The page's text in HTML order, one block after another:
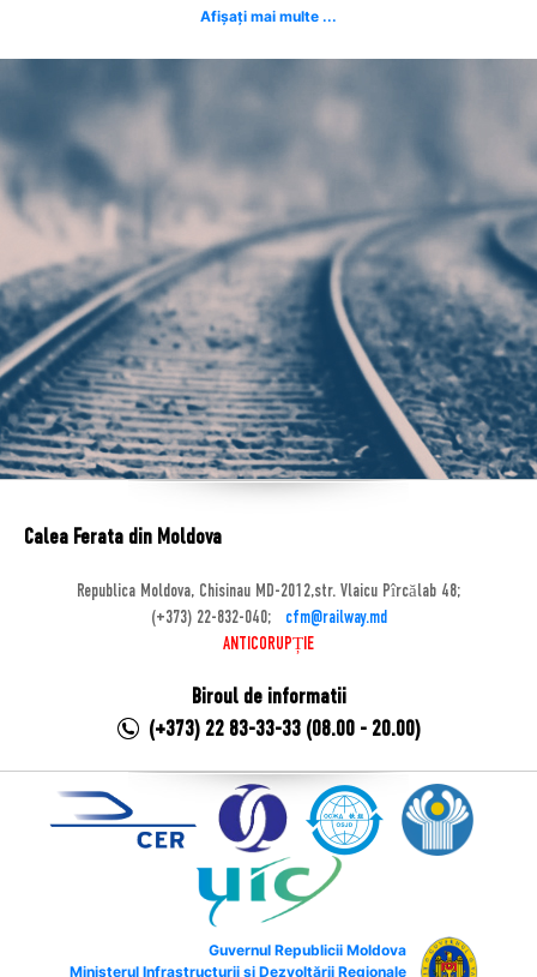
Afișați mai multe ...
Calea Ferata din Moldova
Republica Moldova, Chisinau MD-2012,str. Vlaicu Pîrcălab 48;
(+373) 22-832-040;
cfm@railway.md
ANTICORUPȚIE
Biroul de informatii
(+373) 22 83-33-33 (08.00 - 20.00)
Guvernul Republicii Moldova
Ministerul Infrastructurii și Dezvoltării Regionale